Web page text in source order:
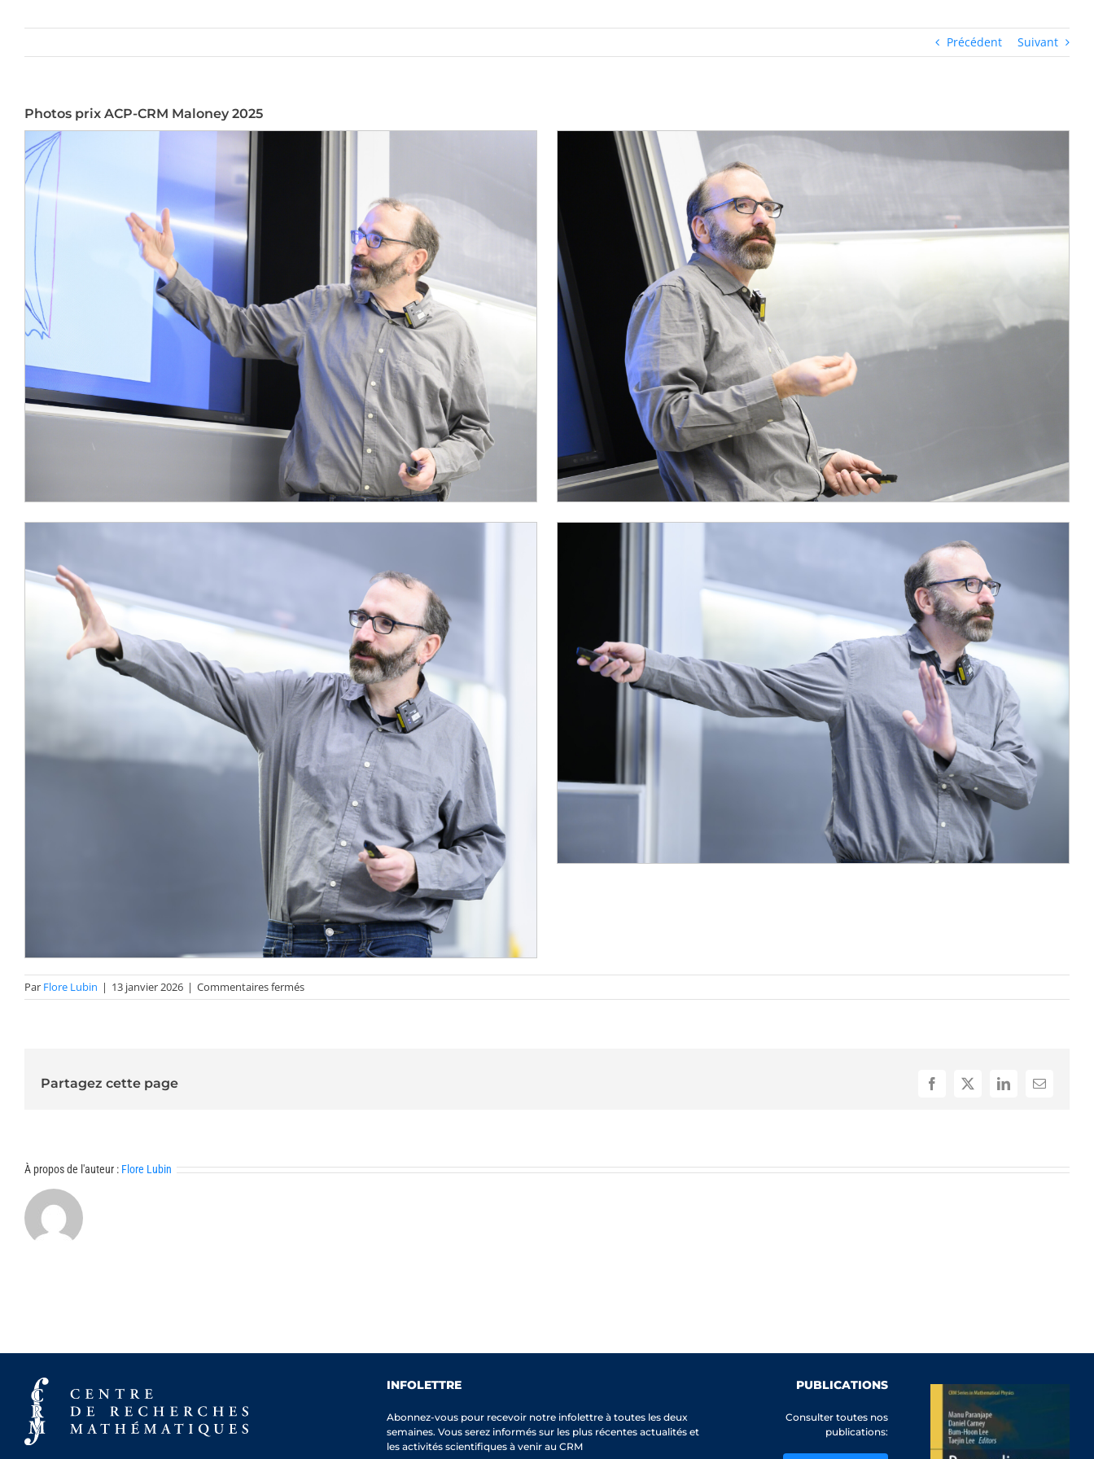
Précédent Suivant
Photos prix ACP-CRM Maloney 2025
Par Flore Lubin | 13 janvier 2026 | Commentaires ferméssur
Photos
Partagez cette page Facebook
X LinkedInEmail
À propos de l'auteur : Flore Lubin
INFOLETTRE
Abonnez-vous pour recevoir notre infolettre à toutes les deux
semaines. Vous serez informés sur les plus récentes actualités et
les activités scientifiques à venir au CRM
PUBLICATIONS
Consulter toutes nos
publications: